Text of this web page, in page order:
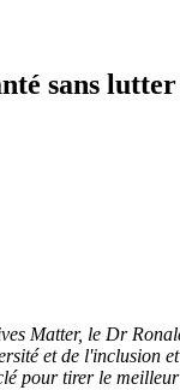
sans
Matter, le Dr
et de l'inclusion
pour tirer le